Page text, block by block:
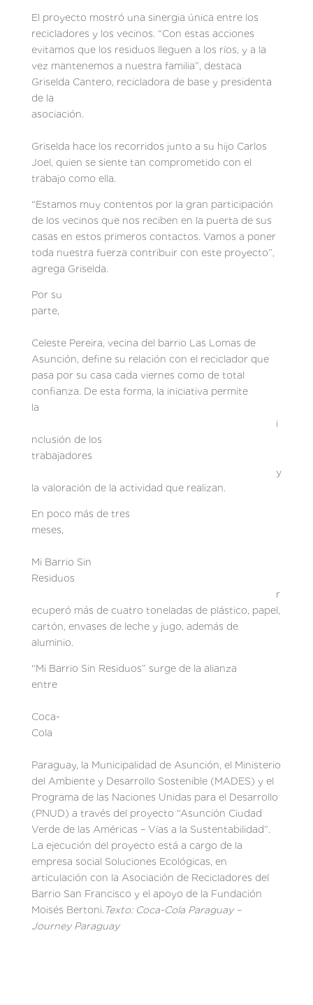
El proyecto mostró una sinergia única entre los
recicladores y los vecinos. “Con estas acciones
evitamos que los residuos lleguen a los ríos, y a la
vez mantenemos a nuestra familia”, destaca
Griselda Cantero, recicladora de base y presidenta
de la
asociación.
Griselda hace los recorridos junto a su hijo Carlos
Joel, quien se siente tan comprometido con el
trabajo como ella.
“Estamos muy contentos por la gran participación
de los vecinos que nos reciben en la puerta de sus
casas en estos primeros contactos. Vamos a poner
toda nuestra fuerza contribuir con este proyecto”,
agrega Griselda.
Por su
parte,
Celeste Pereira, vecina del barrio Las Lomas de
Asunción, define su relación con el reciclador que
pasa por su casa cada viernes como de total
confianza. De esta forma, la iniciativa permite
la
i
nclusión de los
trabajadores
y
la valoración de la actividad que realizan.
En poco más de tres
meses,
Mi Barrio Sin
Residuos
r
ecuperó más de cuatro toneladas de plástico, papel,
cartón, envases de leche y jugo, además de
aluminio.
“Mi Barrio Sin Residuos” surge de la alianza
entre
Coca-
Cola
Paraguay, la Municipalidad de Asunción, el Ministerio
del Ambiente y Desarrollo Sostenible (MADES) y el
Programa de las Naciones Unidas para el Desarrollo
(PNUD) a través del proyecto “Asunción Ciudad
Verde de las Américas – Vías a la Sustentabilidad”.
La ejecución del proyecto está a cargo de la
empresa social Soluciones Ecológicas, en
articulación con la Asociación de Recicladores del
Barrio San Francisco y el apoyo de la Fundación
Moisés Bertoni. Texto: Coca-Cola Paraguay –
Journey Paraguay